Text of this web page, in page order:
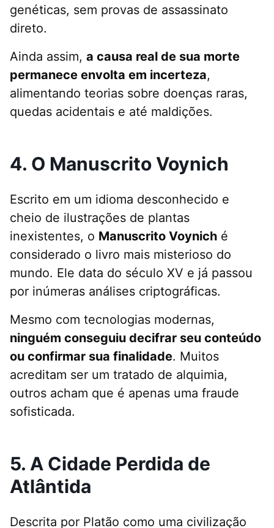
genéticas, sem provas de assassinato
direto.
Ainda assim, a causa real de sua morte
permanece envolta em incerteza,
alimentando teorias sobre doenças raras,
quedas acidentais e até maldições.
4. O Manuscrito Voynich
Escrito em um idioma desconhecido e
cheio de ilustrações de plantas
inexistentes, o Manuscrito Voynich é
considerado o livro mais misterioso do
mundo. Ele data do século XV e já passou
por inúmeras análises criptográficas.
Mesmo com tecnologias modernas,
ninguém conseguiu decifrar seu conteúdo
ou confirmar sua finalidade. Muitos
acreditam ser um tratado de alquimia,
outros acham que é apenas uma fraude
sofisticada.
5. A Cidade Perdida de
Atlântida
Descrita por Platão como uma civilização